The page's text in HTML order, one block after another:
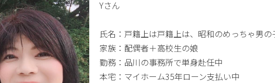
Yさん
氏名：戸籍上は戸籍上は、昭和のめっちゃ男の
家族：配偶者＋高校生の娘
勤務：品川の事務所で単身赴任中
本宅：マイホーム35年ローン支払い中